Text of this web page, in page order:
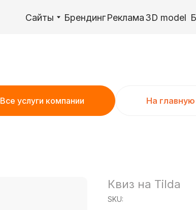
БрендингРеклама3D model Блог
БрендингРеклама3D model Блог
Все услуги компании На главную
Квиз на Tilda
SKU: